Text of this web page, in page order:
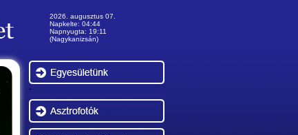
2026. augusztus 07.
Napkelte: 04:44
Napnyugta: 19:11
(Nagykanizsán)
-